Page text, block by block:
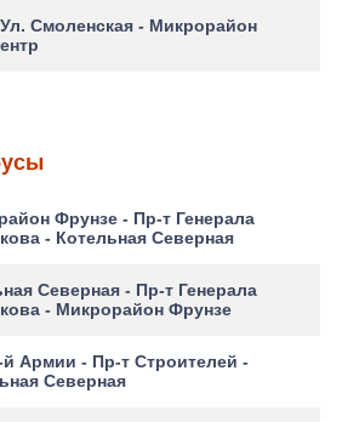
Смоленская - Микрорайон
Фрунзе - Пр-т Генерала
- Котельная Северная
Северная - Пр-т Генерала
- Микрорайон Фрунзе
й Армии - Пр-т Строителей -
Северная